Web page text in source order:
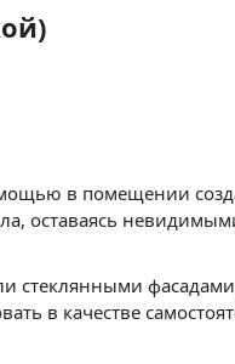
в помещении
оставаясь
стеклянными
в качестве